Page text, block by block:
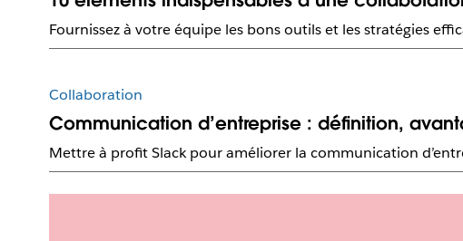
Fournissez à votre équipe les bons outils et les stratégies
Collaboration
Communication d’entreprise : définition,
Mettre à profit Slack pour améliorer la communication